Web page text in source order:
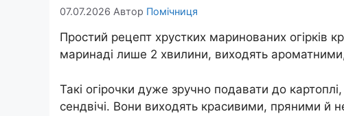
07.07.2026 Автор Помічниця
Простий рецепт хрустких маринованих огірків
маринаді лише 2 хвилини, виходять
Такі огірочки дуже зручно подавати до
сендвічі. Вони виходять красивими, пряними й